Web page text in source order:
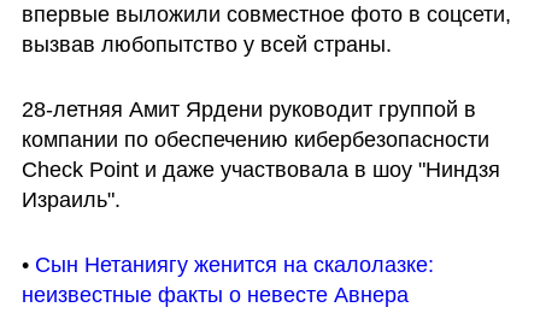
впервые выложили совместное фото в соцсети,
вызвав любопытство у всей страны.
28-летняя Амит Ярдени руководит группой в
компании по обеспечению кибербезопасности
Check Point и даже участвовала в шоу "Ниндзя
Израиль".
• Сын Нетаниягу женится на скалолазке:
неизвестные факты о невесте Авнера